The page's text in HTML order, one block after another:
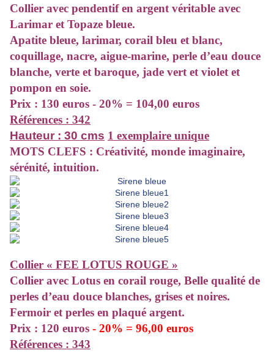
Collier avec pendentif en argent véritable avec
Larimar et Topaze bleue.
Apatite bleue, larimar, corail bleu et blanc,
coquillage, nacre, aigue-marine, perle d’eau douce
blanche, verte et baroque, jade vert et violet et
pompon en soie.
Prix : 130 euros - 20% = 104,00 euros
Références : 342
Hauteur : 30 cms 1 exemplaire unique
MOTS CLEFS : Créativité, monde imaginaire,
sérénité, intuition.
Collier « FEE LOTUS ROUGE »
Collier avec Lotus en corail rouge, Belle qualité de
perles d’eau douce blanches, grises et noires.
Fermoir et perles en plaqué argent.
Prix : 120 euros - 20% = 96,00 euros
Références : 343